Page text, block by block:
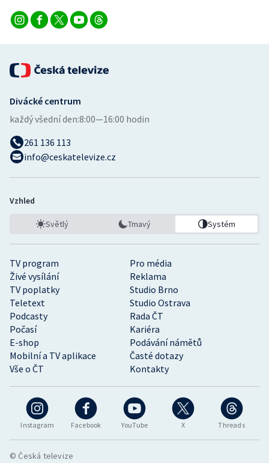
Vodní slalom
Ostatní
Instagram Facebook YouTube X Threads
TV program
Pro média
Živé vysílání
Reklama
TV poplatky
Studio Brno
Teletext
Studio Ostrava
Podcasty
Rada ČT
Počasí
Kariéra
E-shop
Podávání námětů
Mobilní a TV aplikace
Časté dotazy
Vše o ČT
Kontakty
Divácké centrum
každý všední den:8:00—16:00 hodin
261 136 113
info@ceskatelevize.cz
Vzhled
Světlý Tmavý Systém
© Česká televize